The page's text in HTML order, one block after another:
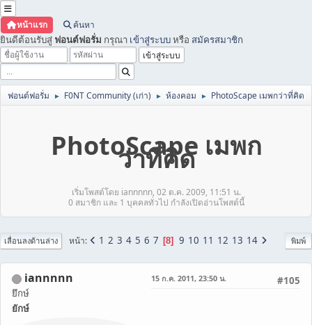
หน้าแรก ค้นหา
ยินดีต้อนรับสู่ ฟอนต์ฟอรั่ม กรุณา เข้าสู่ระบบหรือ สมัครสมาชิก
ฟอนต์ฟอรั่ม ► F0NT Community (เก่า) ► ห้องคอม ► PhotoScape เมพกว่าที่คิด
PhotoScape เมพก
ว่าที่คิด
เริ่มโพสต์โดย iannnnn, 02 ต.ค. 2009, 11:51 น.
0 สมาชิก และ 1 บุคคลทั่วไป กำลังเปิดอ่านโพสต์นี้
พิมพ์
เลื่อนลงด้านล่าง หน้า 1 2 3 4 5 6 7 8 9 10 11 12 13 14
iannnnn
ยึกษ์
ยักษ์
#105
15 ก.ค. 2011, 23:50 น.